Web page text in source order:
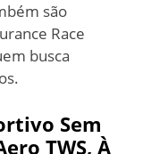
são
Race
busca
Sem
TWS, À